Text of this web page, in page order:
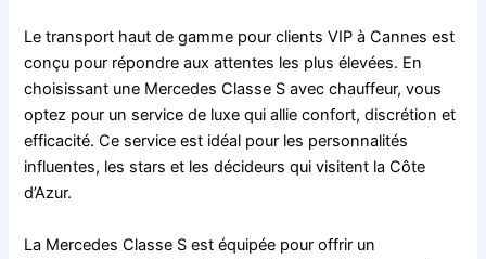
Le transport haut de gamme pour clients VIP à Cannes est
conçu pour répondre aux attentes les plus élevées. En
choisissant une Mercedes Classe S avec chauffeur, vous
optez pour un service de luxe qui allie confort, discrétion et
efficacité. Ce service est idéal pour les personnalités
influentes, les stars et les décideurs qui visitent la Côte
d’Azur.
La Mercedes Classe S est équipée pour offrir un